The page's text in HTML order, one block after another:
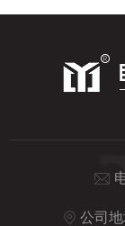
公司